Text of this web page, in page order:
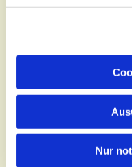
Nur
Zentralbüro
(030) 643 849 70
kontakt@st-